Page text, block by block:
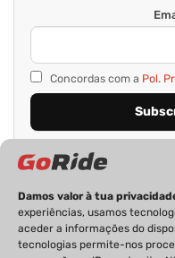
Damos valor à tua
experiências, usamos
aceder a informações do
tecnologias permite-nos
Concordas com a Pol.